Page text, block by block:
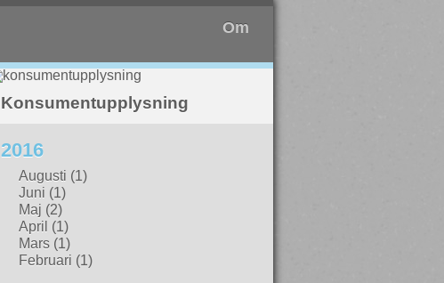
Om
Konsumentupplysning
2016
Augusti (1)
Juni (1)
Maj (2)
April (1)
Mars (1)
Februari (1)